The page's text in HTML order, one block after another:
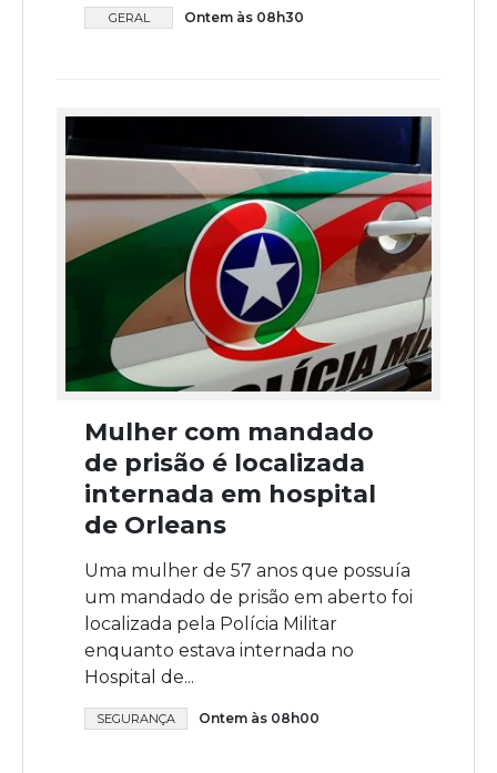
GERAL Ontem às 08h30
Mulher com mandado
de prisão é localizada
internada em hospital
de Orleans
Uma mulher de 57 anos que possuía
um mandado de prisão em aberto foi
localizada pela Polícia Militar
enquanto estava internada no
Hospital de...
SEGURANÇA Ontem às 08h00